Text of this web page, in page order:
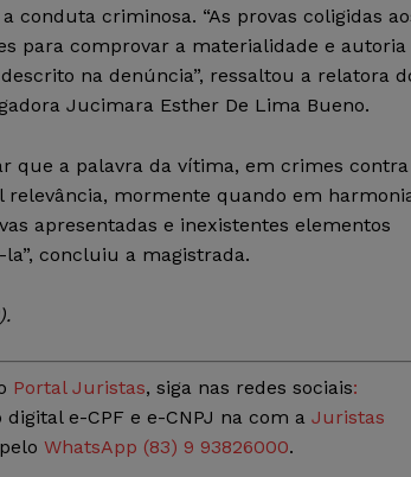
conduta criminosa. “As provas coligidas
para comprovar a materialidade e autoria
na denúncia”, ressaltou a relatora
Jucimara Esther De Lima Bueno.
que a palavra da vítima, em crimes
relevância, mormente quando em
apresentadas e inexistentes elementos
concluiu a magistrada.
Portal Juristas, siga nas redes sociais:
e-CPF e e-CNPJ na com a Juristas
WhatsApp (83) 9 93826000.